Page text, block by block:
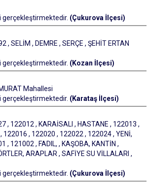
gerçekleştirmektedir. (Çukurova İlçesi)
SELİM , DEMRE , SERÇE , ŞEHİT ERTAN
gerçekleştirmektedir. (Kozan İlçesi)
Mahallesi
gerçekleştirmektedir. (Karataş İlçesi)
, 122012 , KARAİSALI , HASTANE , 122013 ,
, 122020 , 122022 , 122024 , YENİ,
121002 , FADIL, , KAŞOBA, KANTİN ,
ARAPLAR , SAFİYE SU VİLLALARI ,
gerçekleştirmektedir. (Çukurova İlçesi)